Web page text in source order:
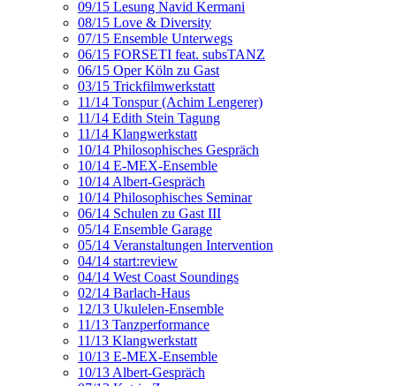
09/15 Lesung Navid Kermani
08/15 Love & Diversity
07/15 Ensemble Unterwegs
06/15 FORSETI feat. subsTANZ
06/15 Oper Köln zu Gast
03/15 Trickfilmwerkstatt
11/14 Tonspur (Achim Lengerer)
11/14 Edith Stein Tagung
11/14 Klangwerkstatt
10/14 Philosophisches Gespräch
10/14 E-MEX-Ensemble
10/14 Albert-Gespräch
10/14 Philosophisches Seminar
06/14 Schulen zu Gast III
05/14 Ensemble Garage
05/14 Veranstaltungen Intervention
04/14 start:review
04/14 West Coast Soundings
02/14 Barlach-Haus
12/13 Ukulelen-Ensemble
11/13 Tanzperformance
11/13 Klangwerkstatt
10/13 E-MEX-Ensemble
10/13 Albert-Gespräch